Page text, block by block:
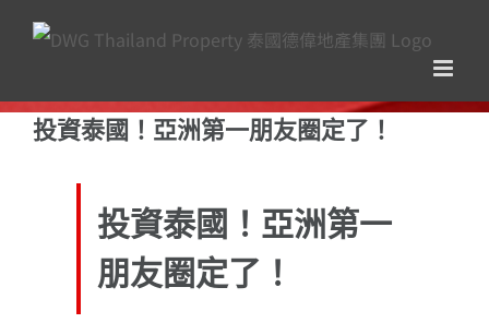
Skip
投資泰國！亞洲第一朋友圈定了！
投資泰國！亞洲第一
朋友圈定了！